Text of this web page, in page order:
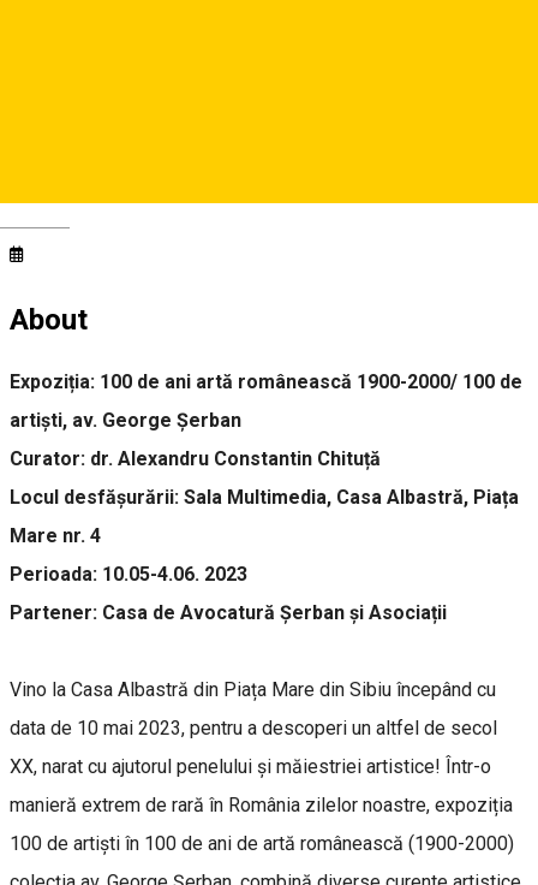
About
Expoziția: 100 de ani artă românească 1900-2000/ 100 de
artiști, av. George Șerban
Curator: dr. Alexandru Constantin Chituță
Locul desfășurării: Sala Multimedia, Casa Albastră, Piața
Mare nr. 4
Perioada: 10.05-4.06. 2023
Partener: Casa de Avocatură Șerban și Asociații
Vino la Casa Albastră din Piața Mare din Sibiu începând cu
data de 10 mai 2023, pentru a descoperi un altfel de secol
XX, narat cu ajutorul penelului și măiestriei artistice! Într-o
manieră extrem de rară în România zilelor noastre, expoziția
100 de artiști în 100 de ani de artă românească (1900-2000)